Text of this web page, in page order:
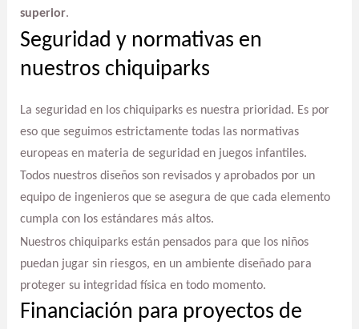
superior.
Seguridad y normativas en
nuestros chiquiparks
La seguridad en los chiquiparks es nuestra prioridad. Es por
eso que seguimos estrictamente todas las normativas
europeas en materia de seguridad en juegos infantiles.
Todos nuestros diseños son revisados y aprobados por un
equipo de ingenieros que se asegura de que cada elemento
cumpla con los estándares más altos.
Nuestros chiquiparks están pensados para que los niños
puedan jugar sin riesgos, en un ambiente diseñado para
proteger su integridad física en todo momento.
Financiación para proyectos de